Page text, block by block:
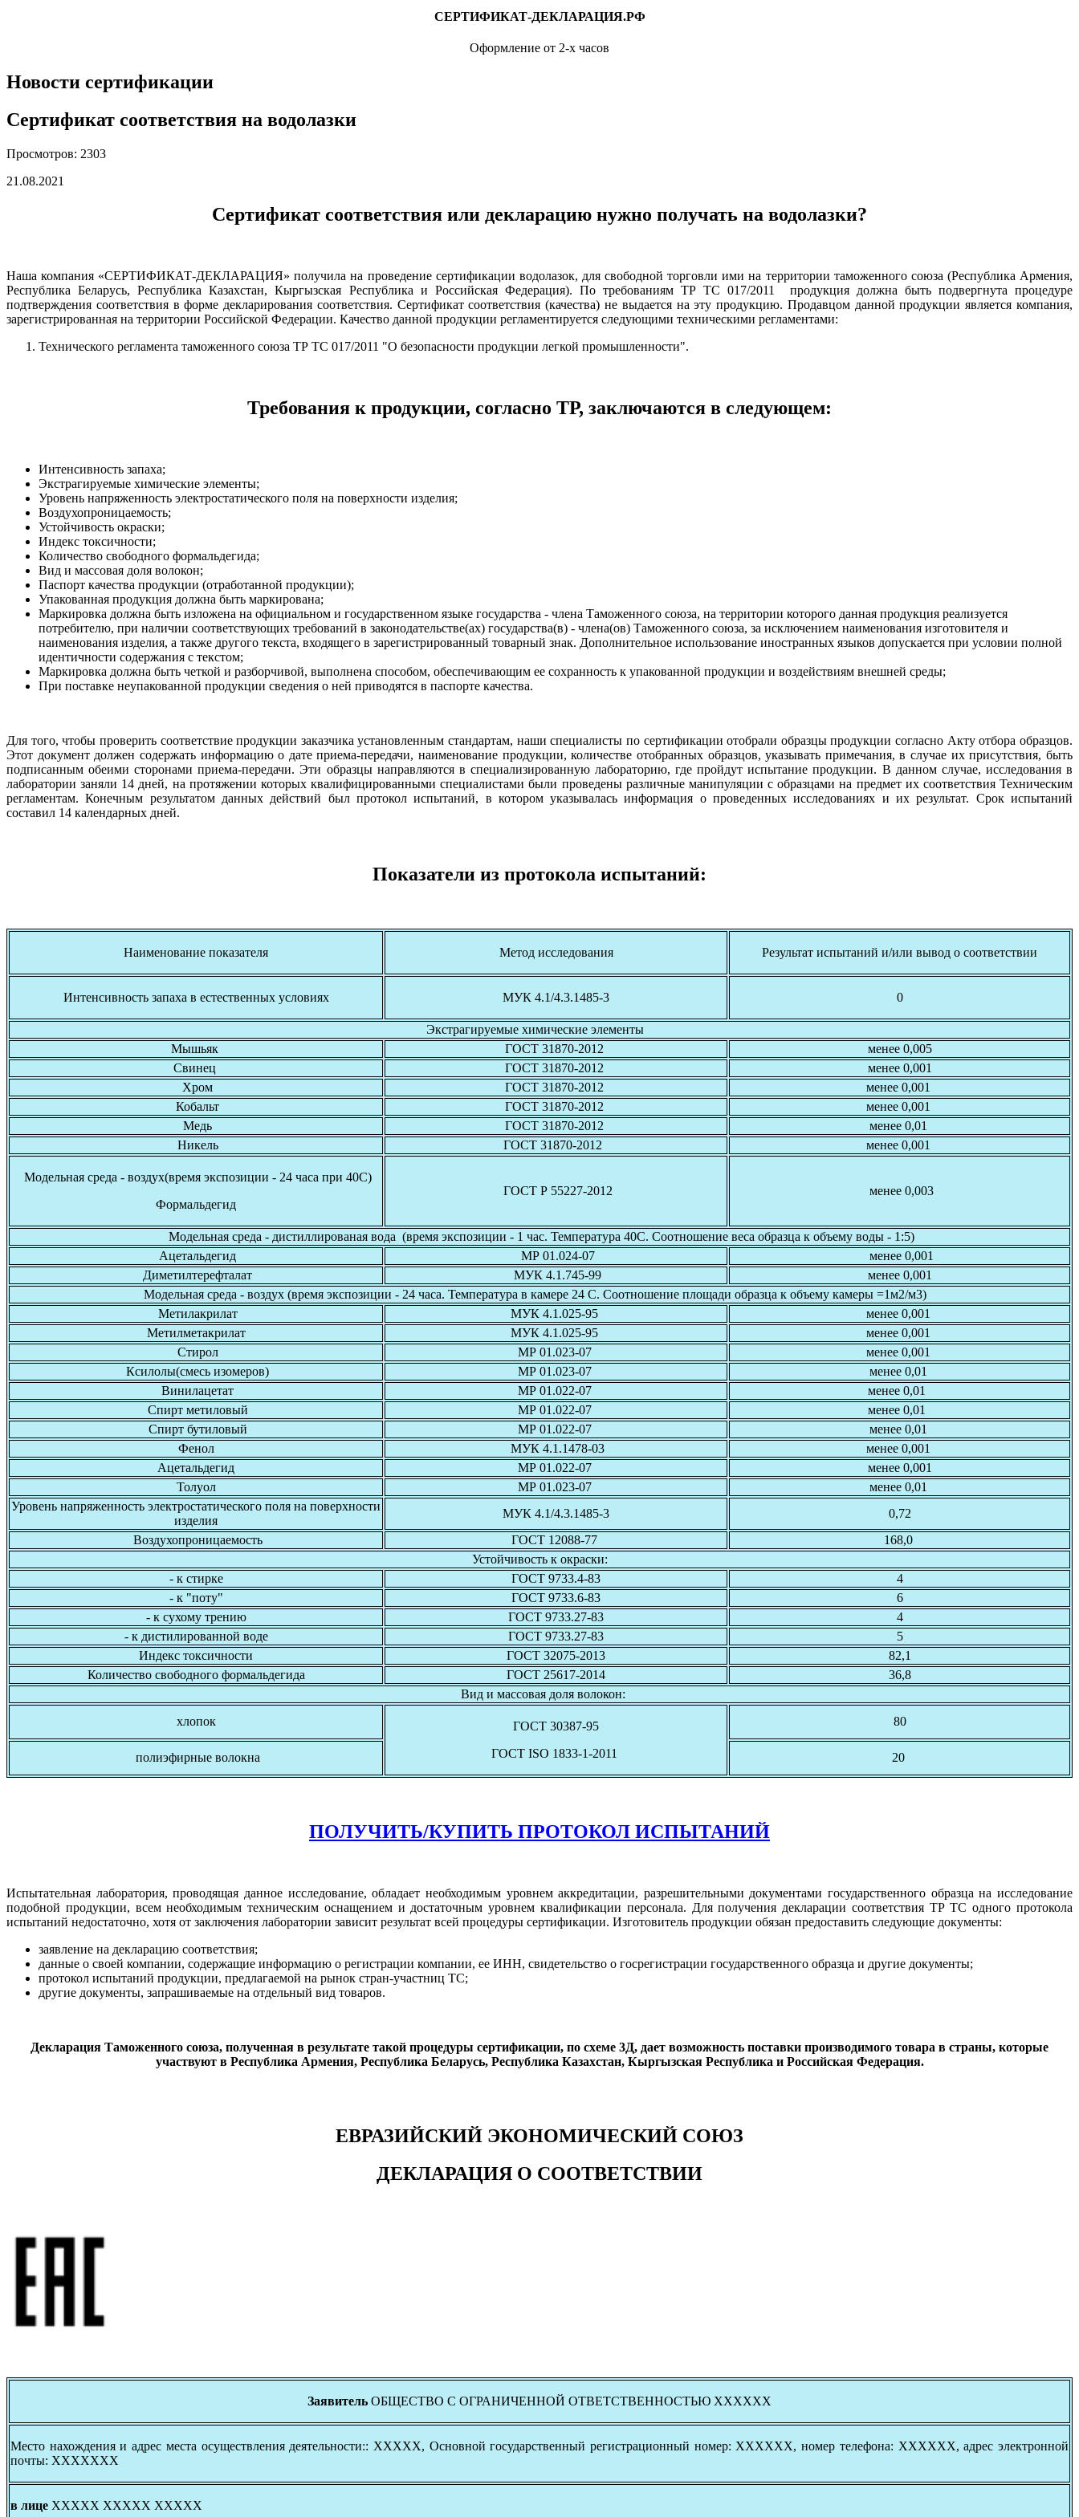
СЕРТИФИКАТ-ДЕКЛАРАЦИЯ.РФ
Оформление от 2-х часов
Новости сертификации
Сертификат соответствия на водолазки
Просмотров: 2303
21.08.2021
Сертификат соответствия или декларацию нужно получать на водолазки?
Наша компания «СЕРТИФИКАТ-ДЕКЛАРАЦИЯ» получила на проведение сертификации водолазок, для свободной торговли ими на территории таможенного союза (Республика Армения,
Республика Беларусь, Республика Казахстан, Кыргызская Республика и Российская Федерация). По требованиям ТР ТС 017/2011 продукция должна быть подвергнута процедуре
подтверждения соответствия в форме декларирования соответствия. Сертификат соответствия (качества) не выдается на эту продукцию. Продавцом данной продукции является компания,
зарегистрированная на территории Российской Федерации. Качество данной продукции регламентируется следующими техническими регламентами:
Технического регламента таможенного союза ТР ТС 017/2011 "О безопасности продукции легкой промышленности".
Требования к продукции, согласно ТР, заключаются в следующем:
Интенсивность запаха;
Экстрагируемые химические элементы;
Уровень напряженность электростатического поля на поверхности изделия;
Воздухопроницаемость;
Устойчивость окраски;
Индекс токсичности;
Количество свободного формальдегида;
Вид и массовая доля волокон;
Паспорт качества продукции (отработанной продукции);
Упакованная продукция должна быть маркирована;
Маркировка должна быть изложена на официальном и государственном языке государства - члена Таможенного союза, на территории которого данная продукция реализуется
потребителю, при наличии соответствующих требований в законодательстве(ах) государства(в) - члена(ов) Таможенного союза, за исключением наименования изготовителя и
наименования изделия, а также другого текста, входящего в зарегистрированный товарный знак. Дополнительное использование иностранных языков допускается при условии полной
идентичности содержания с текстом;
Маркировка должна быть четкой и разборчивой, выполнена способом, обеспечивающим ее сохранность к упакованной продукции и воздействиям внешней среды;
При поставке неупакованной продукции сведения о ней приводятся в паспорте качества.
Для того, чтобы проверить соответствие продукции заказчика установленным стандартам, наши специалисты по сертификации отобрали образцы продукции согласно Акту отбора образцов.
Этот документ должен содержать информацию о дате приема-передачи, наименование продукции, количестве отобранных образцов, указывать примечания, в случае их присутствия, быть
подписанным обеими сторонами приема-передачи. Эти образцы направляются в специализированную лабораторию, где пройдут испытание продукции. В данном случае, исследования в
лаборатории заняли 14 дней, на протяжении которых квалифицированными специалистами были проведены различные манипуляции с образцами на предмет их соответствия Техническим
регламентам. Конечным результатом данных действий был протокол испытаний, в котором указывалась информация о проведенных исследованиях и их результат. Срок испытаний
составил 14 календарных дней.
Показатели из протокола испытаний:
Наименование показателя Метод исследования Результат испытаний и/или вывод о соответствии
Интенсивность запаха в естественных условиях МУК 4.1/4.3.1485-3 0
Экстрагируемые химические элементы
Мышьяк
ГОСТ 31870-2012
менее 0,005
Свинец
ГОСТ 31870-2012
менее 0,001
Хром
ГОСТ 31870-2012
менее 0,001
Кобальт
ГОСТ 31870-2012
менее 0,001
Медь
ГОСТ 31870-2012
менее 0,01
Никель
ГОСТ 31870-2012 менее 0,001
Модельная среда - воздух(время экспозиции - 24 часа при 40С)
Формальдегид
ГОСТ Р 55227-2012 менее 0,003
Модельная среда - дистиллированая вода (время экспозиции - 1 час. Температура 40С. Соотношение веса образца к объему воды - 1:5)
Ацетальдегид
МР 01.024-07
менее 0,001
Диметилтерефталат
МУК 4.1.745-99
менее 0,001
Модельная среда - воздух (время экспозиции - 24 часа. Температура в камере 24 С. Соотношение площади образца к объему камеры =1м2/м3)
Метилакрилат
МУК 4.1.025-95
менее 0,001
Метилметакрилат
МУК 4.1.025-95
менее 0,001
Стирол
МР 01.023-07
менее 0,001
Ксилолы(смесь изомеров)
МР 01.023-07
менее 0,01
Винилацетат
МР 01.022-07
менее 0,01
Спирт метиловый
МР 01.022-07
менее 0,01
Спирт бутиловый
МР 01.022-07
менее 0,01
Фенол
МУК 4.1.1478-03
менее 0,001
Ацетальдегид
МР 01.022-07
менее 0,001
Толуол
МР 01.023-07
менее 0,01
Уровень напряженность электростатического поля на поверхности
изделия
МУК 4.1/4.3.1485-3
0,72
Воздухопроницаемость
ГОСТ 12088-77
168,0
Устойчивость к окраски:
- к стирке
ГОСТ 9733.4-83
4
- к "поту"
ГОСТ 9733.6-83
6
- к сухому трению
ГОСТ 9733.27-83
4
- к дистилированной воде
ГОСТ 9733.27-83
5
Индекс токсичности
ГОСТ 32075-2013
82,1
Количество свободного формальдегида
ГОСТ 25617-2014
36,8
Вид и массовая доля волокон:
хлопок
ГОСТ 30387-95
ГОСТ ISO 1833-1-2011
80
полиэфирные волокна 20
ПОЛУЧИТЬ/КУПИТЬ ПРОТОКОЛ ИСПЫТАНИЙ
Испытательная лаборатория, проводящая данное исследование, обладает необходимым уровнем аккредитации, разрешительными документами государственного образца на исследование
подобной продукции, всем необходимым техническим оснащением и достаточным уровнем квалификации персонала. Для получения декларации соответствия ТР ТС одного протокола
испытаний недостаточно, хотя от заключения лаборатории зависит результат всей процедуры сертификации. Изготовитель продукции обязан предоставить следующие документы:
заявление на декларацию соответствия;
данные о своей компании, содержащие информацию о регистрации компании, ее ИНН, свидетельство о госрегистрации государственного образца и другие документы;
протокол испытаний продукции, предлагаемой на рынок стран-участниц ТС;
другие документы, запрашиваемые на отдельный вид товаров.
Декларация Таможенного союза, полученная в результате такой процедуры сертификации, по схеме 3Д, дает возможность поставки производимого товара в страны, которые
участвуют в Республика Армения, Республика Беларусь, Республика Казахстан, Кыргызская Республика и Российская Федерация.
ЕВРАЗИЙСКИЙ ЭКОНОМИЧЕСКИЙ СОЮЗ
ДЕКЛАРАЦИЯ О СООТВЕТСТВИИ
Заявитель ОБЩЕСТВО С ОГРАНИЧЕННОЙ ОТВЕТСТВЕННОСТЬЮ ХХХХХХ
Место нахождения и адрес места осуществления деятельности:: ХХХХХ, Основной государственный регистрационный номер: ХХХХХХ, номер телефона: ХХХХХХ, адрес электронной
почты: ХХХХХХХ
в лице ХХХХХ ХХХХХ ХХХХХ